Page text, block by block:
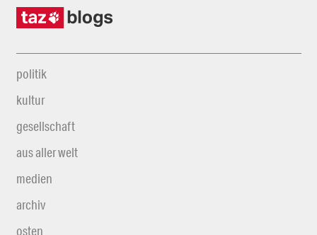
politik
kultur
gesellschaft
aus aller welt
medien
archiv
osten